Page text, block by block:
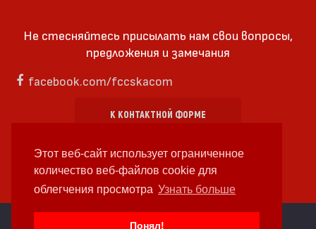
Этот веб-сайт использует ограниченное
количество веб-файлов cookie для
облегчения просмотра Узнать больше
Понял!
Не стесняйтесь присылать нам свои вопросы,
предложения и замечания
facebook.com/fccskacom
К КОНТАКТНОЙ ФОРМЕ
cc by-sa 4.0 2018—2026 | Some Rights Reserved